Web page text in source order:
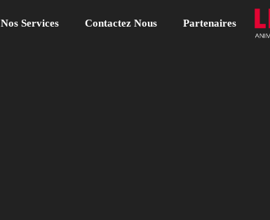
Nos Services Contactez Nous Partenaires​